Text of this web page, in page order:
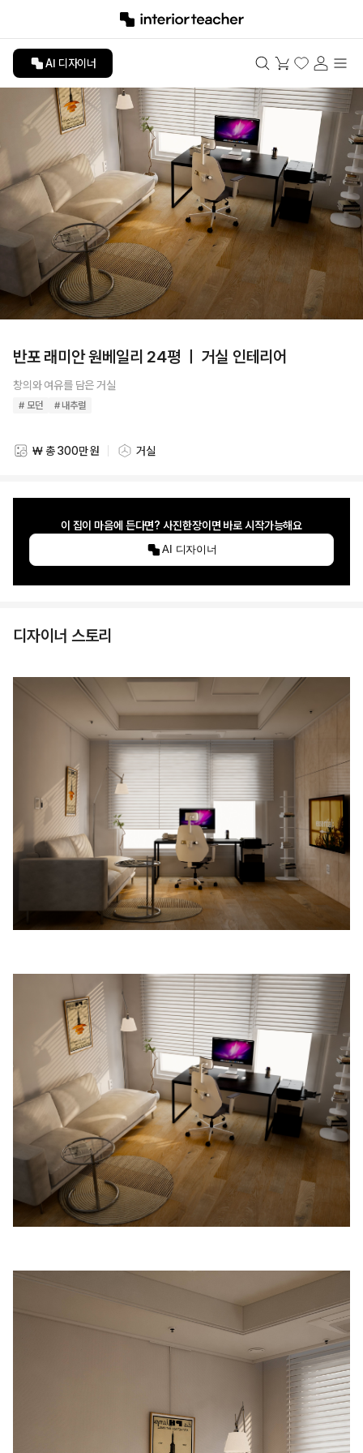
AI 디자이너
반포 래미안 원베일리 24평 ㅣ 거실 인테리어
창의와 여유를 담은 거실
# 모던 # 내추럴
스타일링 비용
₩ 총 300만 원 스타일링 공간
거실
이 집이 마음에 든다면? 사진한장이면 바로 시작가능해요
AI 디자이너
디자이너 스토리